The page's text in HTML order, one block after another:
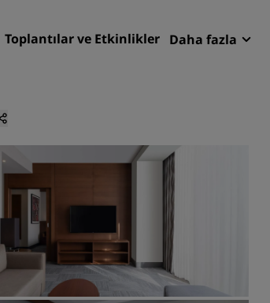
Toplantılar ve Etkinlikler Daha fazla
Destinasyonlar
Hizmet verilen daireler
Havaalanı otelleri
Yeni & yakında kullanıma
sunulacak oteller